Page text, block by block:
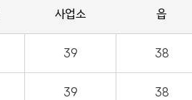
사업소 읍
39 38
39 38